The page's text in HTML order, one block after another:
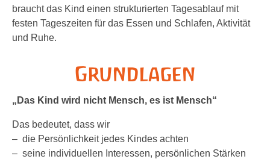
braucht das Kind einen strukturierten Tagesablauf mit
festen Tageszeiten für das Essen und Schlafen, Aktivität
und Ruhe.
Grundlagen
„Das Kind wird nicht Mensch, es ist Mensch“
Das bedeutet, dass wir
– die Persönlichkeit jedes Kindes achten
– seine individuellen Interessen, persönlichen Stärken